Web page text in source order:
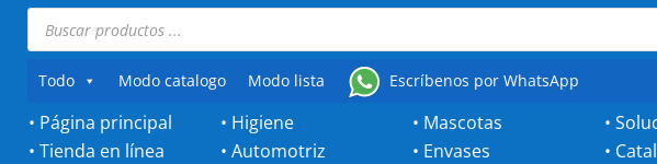
Búsqueda
productos
Todo
Modo catalogo Modo lista Escríbenos por WhatsApp
• Página principal
•Tienda en línea
• Higiene
•Automotriz
• Mascotas
• Envases
•
•